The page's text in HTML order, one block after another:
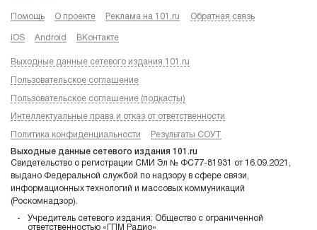
Помощь О проекте Реклама на 101.ru Обратная связь
iOS Android ВКонтакте
Выходные данные сетевого издания 101.ru
Пользовательское соглашение
Пользовательское соглашение (подкасты)
Интеллектуальные права и отказ от ответственности
Политика конфиденциальности Результаты СОУТ
Выходные данные сетевого издания 101.ru
Свидетельство о регистрации СМИ Эл № ФС77-81931 от 16.09.2021,
выдано Федеральной службой по надзору в сфере связи,
информационных технологий и массовых коммуникаций
(Роскомнадзор).
Учредитель сетевого издания: Общество с ограниченной
ответственностью «ГПМ Радио»